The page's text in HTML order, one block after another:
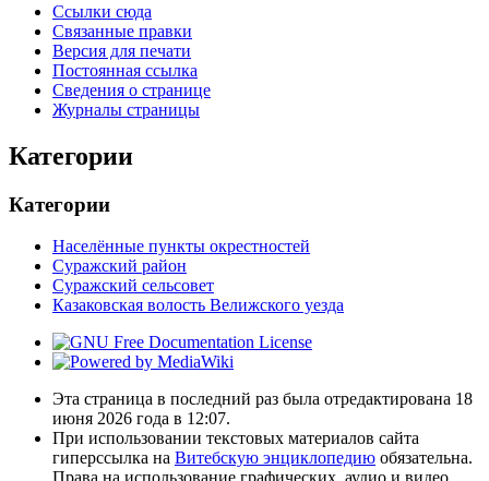
Ссылки сюда
Связанные правки
Версия для печати
Постоянная ссылка
Сведения о странице
Журналы страницы
Категории
Категории
Населённые пункты окрестностей
Суражский район
Суражский сельсовет
Казаковская волость Велижского уезда
Эта страница в последний раз была отредактирована 18
июня 2026 года в 12:07.
При использовании текстовых материалов сайта
гиперссылка на Витебскую энциклопедию обязательна.